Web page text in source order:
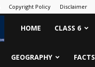
Copyright Policy Disclaimer
Bhugol
Shiksha
HOME CLASS 6
GEOGRAPHY FACTS